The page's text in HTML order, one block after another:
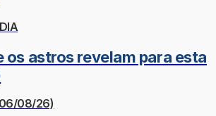
os astros revelam para esta
08/26)